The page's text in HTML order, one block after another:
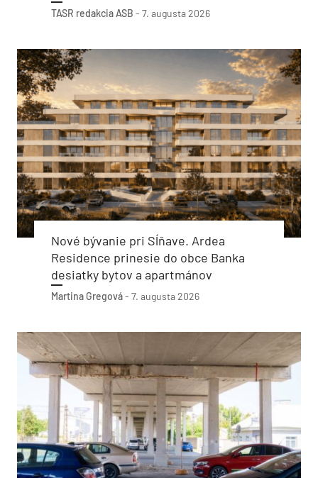
TASR redakcia ASB - 7. augusta 2026
Nové bývanie pri Sĺňave. Ardea
Residence prinesie do obce Banka
desiatky bytov a apartmánov
Martina Gregová- 7. augusta 2026